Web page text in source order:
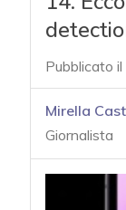
Pubblicato
Mirella
Giornalista